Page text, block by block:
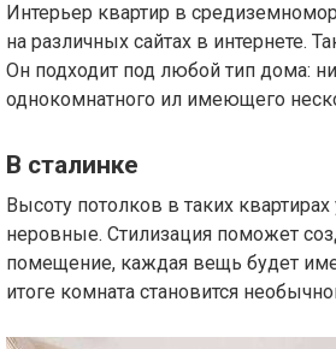
Интерьер квартир в
на различных сайтах в интернете.
Он подходит под любой тип дома:
однокомнатного ил имеющего
В сталинке
Высоту потолков в таких
неровные. Стилизация поможет
помещение, каждая вещь будет
итоге комната становится